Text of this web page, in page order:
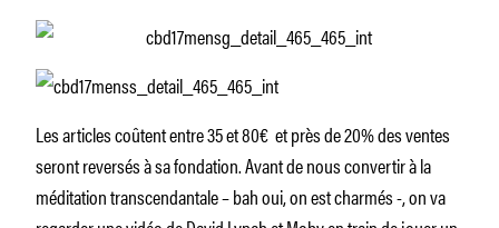
Les articles coûtent entre 35 et 80€ et près de 20% des ventes
seront reversés à sa fondation. Avant de nous convertir à la
méditation transcendantale – bah oui, on est charmés -, on va